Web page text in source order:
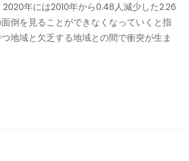
年には2010年から0.48人減少した2.26
倒を見ることができなくなっていくと指
地域と欠乏する地域との間で衝突が生ま